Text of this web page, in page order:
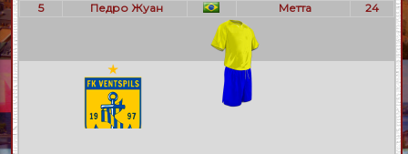
5
Педро Жуан Метта 24